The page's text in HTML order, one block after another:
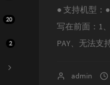
20
2
● 支持机型：
写在前面：1
PAY、无法支
admin